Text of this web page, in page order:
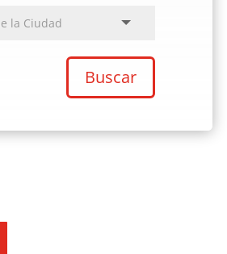
Buscar